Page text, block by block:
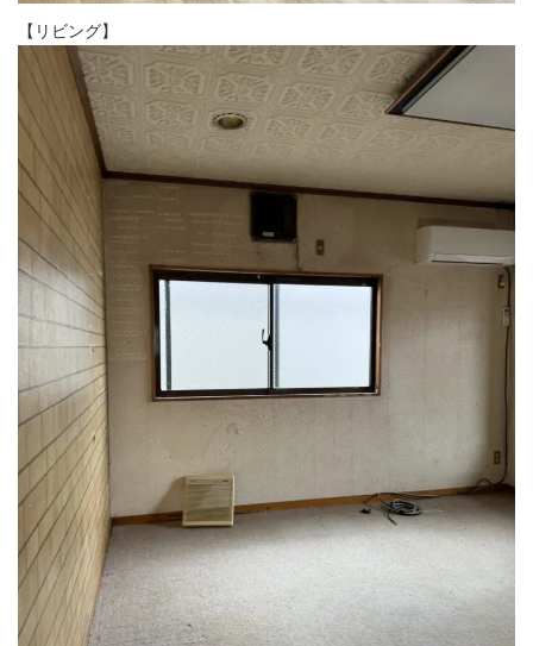
【リビング】